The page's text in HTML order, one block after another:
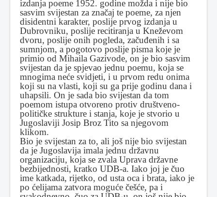
izdanja poeme 1952. godine možda i nije bio
sasvim svijestan za značaj te poeme, za njen
disidentni karakter, poslije prvog izdanja u
Dubrovniku, poslije recitiranja u Kneževom
dvoru, poslije onih pogleda, začuđenih i sa
sumnjom, a pogotovo poslije pisma koje je
primio od Mihaila Gazivode, on je bio sasvim
svijestan da je spjevao jednu poemu, koja se
mnogima neće svidjeti, i u prvom redu onima
koji su na vlasti, koji su ga prije godinu dana i
uhapsili. On je sada bio svijestan da tom
poemom istupa otvoreno protiv društveno-
političke strukture i stanja, koje je stvorio u
Jugoslaviji Josip Broz Tito sa njegovom
klikom.
Bio je svijestan za to, ali još nije bio svijestan
da je Jugoslavija imala jednu državnu
organizaciju, koja se zvala Uprava državne
bezbijednosti, kratko UDB-a. Iako joj je čuo
ime katkada, rijetko, od usta oca i brata, iako je
po ćelijama zatvora moguće češće, pa i